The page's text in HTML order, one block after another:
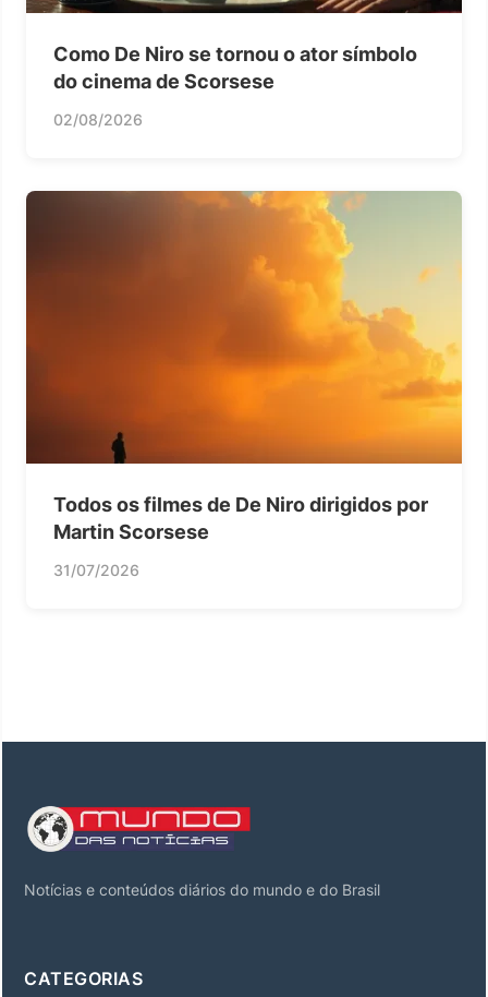
Como De Niro se tornou o ator símbolo
do cinema de Scorsese
02/08/2026
Todos os filmes de De Niro dirigidos por
Martin Scorsese
31/07/2026
Notícias e conteúdos diários do mundo e do Brasil
CATEGORIAS